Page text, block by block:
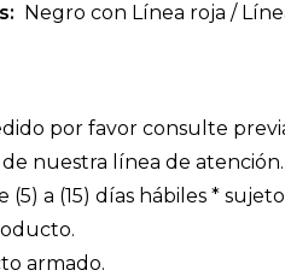
Negro con Línea roja /
por favor consulte
nuestra línea de atención.
(5) a (15) días hábiles *
armado.